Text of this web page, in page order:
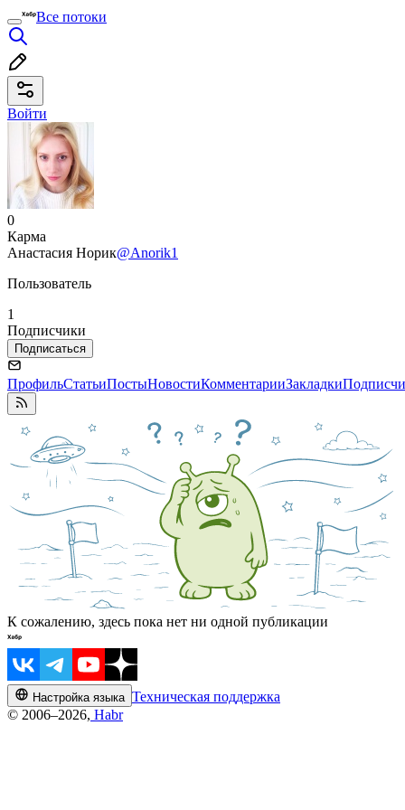
Все потоки
Войти
0
Карма
Анастасия Норик@Anorik1
Пользователь
1
Подписчики
Подписаться
ПрофильСтатьиПостыНовостиКомментарииЗакладки
К сожалению, здесь пока нет ни одной публикации
Настройка языка Техническая поддержка
© 2006–2026, Habr